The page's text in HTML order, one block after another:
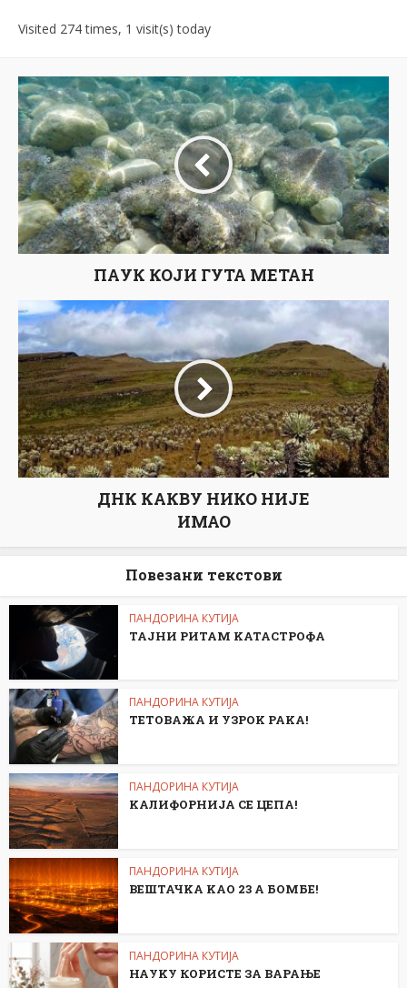
Visited 274 times, 1 visit(s) today
ПАУК КОЈИ ГУТА МЕТАН
ДНК КАКВУ НИКО НИЈЕ
ИМАО
Повезани текстови
ПАНДОРИНА КУТИЈА
ТАЈНИ РИТАМ KАТАСТРОФА
ПАНДОРИНА КУТИЈА
ТЕТОВАЖА И УЗРОK РАKА!
ПАНДОРИНА КУТИЈА
KАЛИФОРНИЈА СЕ ЦЕПА!
ПАНДОРИНА КУТИЈА
ВЕШТАЧKА KАО 23 А БОМБЕ!
ПАНДОРИНА КУТИЈА
НАУKУ КОРИСТЕ ЗА ВАРАЊЕ